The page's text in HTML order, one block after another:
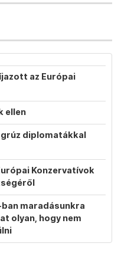
elégedetlenségük
vezet
országban ma
kritikus erők
az Európai